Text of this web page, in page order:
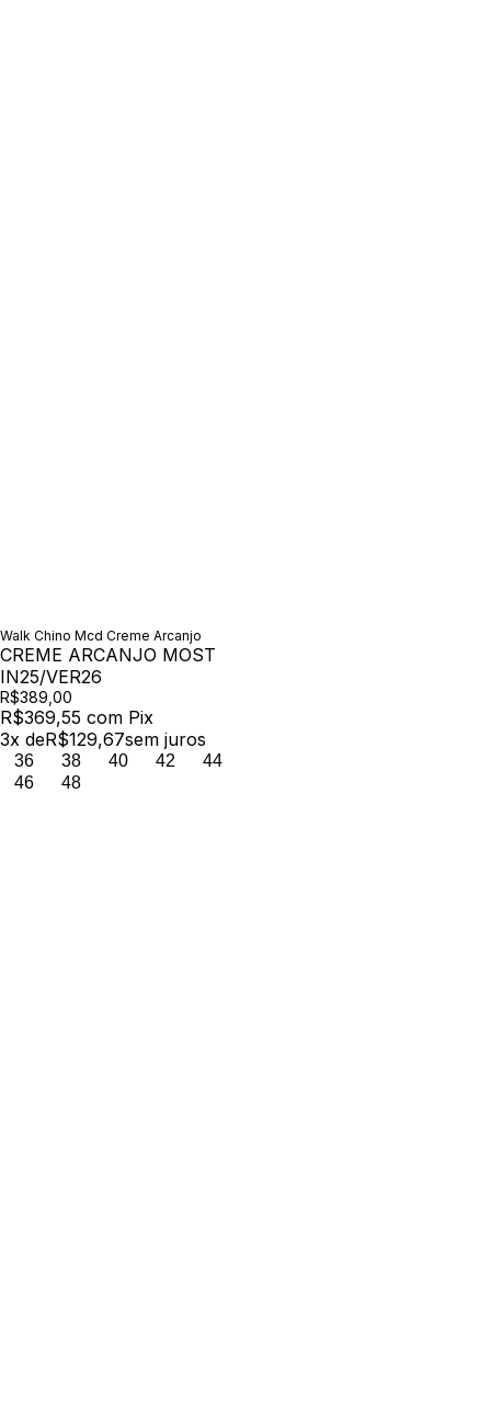
Walk Chino Mcd Creme Arcanjo
CREME ARCANJO MOST
IN25/VER26
R$389,00
R$369,55 com Pix
3x deR$129,67sem juros
36 38 40 42
44
46
48